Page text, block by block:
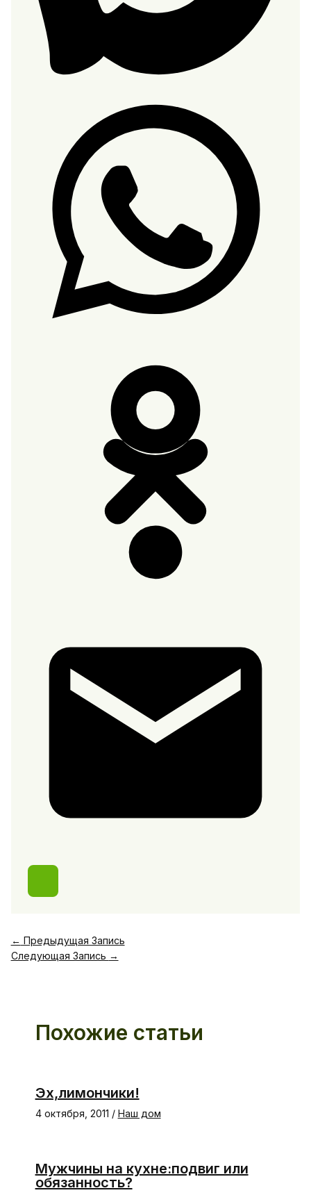
← Предыдущая Запись
Следующая Запись →
Похожие статьи
Эх,лимончики!
4 октября, 2011 / Наш дом
Мужчины на кухне:подвиг или
обязанность?